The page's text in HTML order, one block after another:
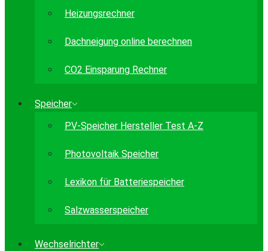
Heizungsrechner
Dachneigung online berechnen
CO2 Einsparung Rechner
Speicher
PV-Speicher Hersteller Test A-Z
Photovoltaik Speicher
Lexikon für Batteriespeicher
Salzwasserspeicher
Wechselrichter